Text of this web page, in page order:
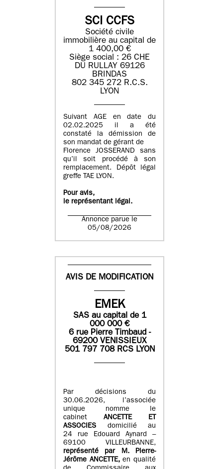
SCI CCFS
Société civile
immobilière au capital de
1 400,00 €
Siège social : 26 CHE
DU RULLAY 69126
BRINDAS
802 345 272 R.C.S.
LYON
Suivant AGE en date du
02.02.2025 il a été
constaté la démission de
son mandat de gérant de
Florence JOSSERAND sans
qu’il soit procédé à son
remplacement. Dépôt légal
greffe TAE LYON.
Pour avis,
le représentant légal.
Annonce parue le
05/08/2026
AVIS DE MODIFICATION
EMEK
SASau capital de 1
000 000€
6 rue Pierre Timbaud -
69200 VENISSIEUX
501 797 708 RCS LYON
Par décisions du
30.06.2026, l’associée
unique nomme le
cabinet ANCETTE ET
ASSOCIES
domicilié au
24 rue Edouard Aynard –
69100 VILLEURBANNE,
représenté par M.Pierre-
Jérôme ANCETTE, en qualité